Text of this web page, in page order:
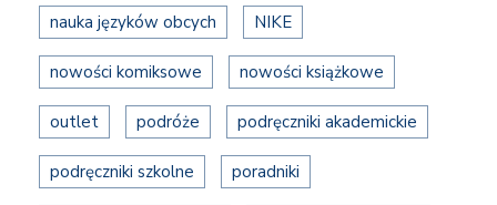
nauka języków obcych NIKE
nowości komiksowe nowości książkowe
outlet podróże podręczniki akademickie
podręczniki szkolne poradniki